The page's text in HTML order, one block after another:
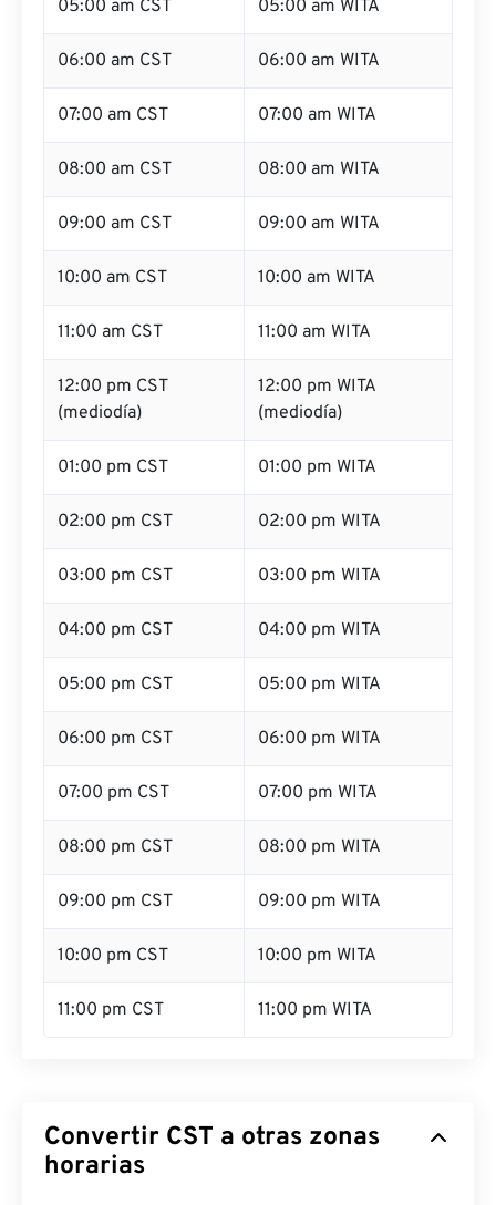
05:00 am CST 05:00 am WITA
06:00 am CST 06:00 am WITA
07:00 am CST 07:00 am WITA
08:00 am CST 08:00 am WITA
09:00 am CST 09:00 am WITA
10:00 am CST 10:00 am WITA
11:00 am CST 11:00 am WITA
12:00 pm CST
(mediodía)
12:00 pm WITA
(mediodía)
01:00 pm CST 01:00 pm WITA
02:00 pm CST 02:00 pm WITA
03:00 pm CST 03:00 pm WITA
04:00 pm CST 04:00 pm WITA
05:00 pm CST 05:00 pm WITA
06:00 pm CST 06:00 pm WITA
07:00 pm CST 07:00 pm WITA
08:00 pm CST 08:00 pm WITA
09:00 pm CST 09:00 pm WITA
10:00 pm CST 10:00 pm WITA
11:00 pm CST 11:00 pm WITA
Convertir CST a otras zonas
horarias